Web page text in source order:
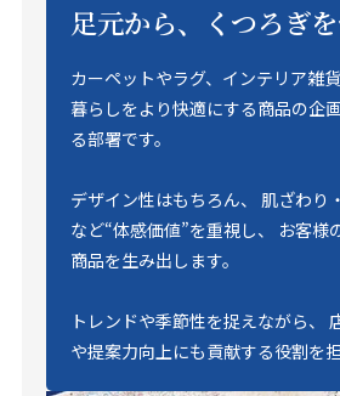
足元から、くつろぎ
カーペットやラグ、インテリア雑貨
暮らしをより快適にする商品の企
る部署です。
デザイン性はもちろん、 肌ざわり
など“体感価値”を重視し、 お客様
商品を生み出します。
トレンドや季節性を捉えながら、
や提案力向上にも貢献する役割を担